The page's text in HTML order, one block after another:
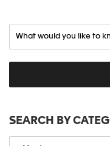
SEARCH BY